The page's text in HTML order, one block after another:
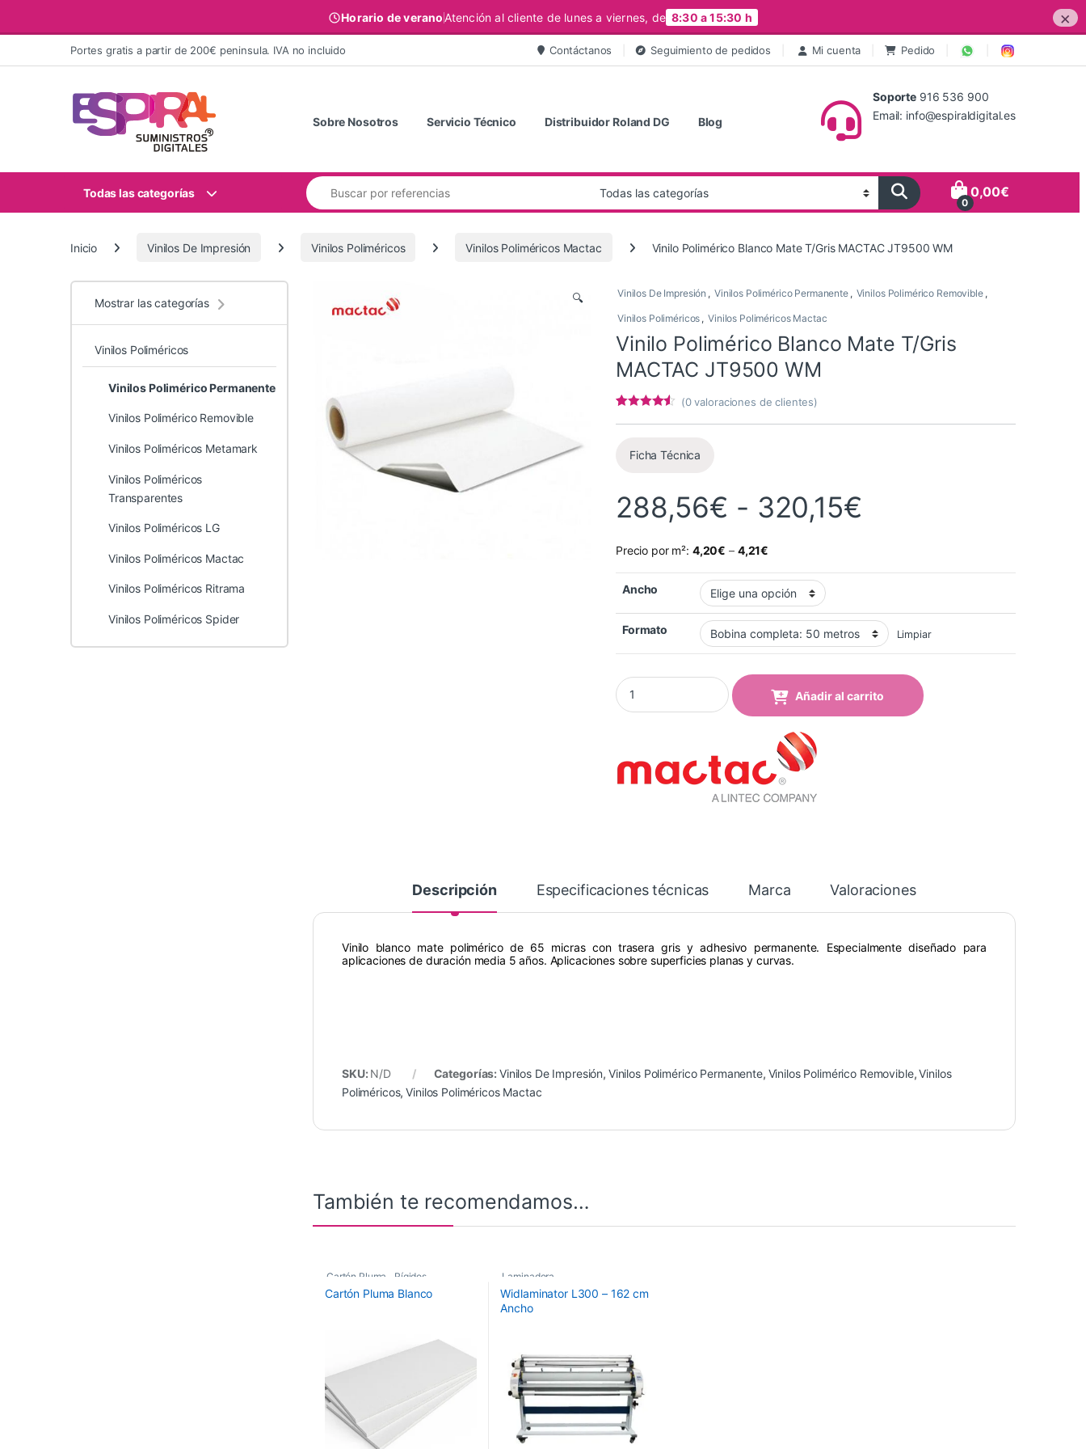
Horario de veranoAtención al cliente de lunes a viernes, de 8:30 a 15:30 h ×
Ir al contenidoPortes gratis a partir de 200€ peninsula. IVA no incluido Contáctanos Seguimiento de pedidos Mi cuenta Pedido
Sobre Nosotros Servicio Técnico Distribuidor Roland DG Blog
Soporte 916 536 900
Email: info@espiraldigital.es
Todas las categorías
Buscar:
0
0,00€
Inicio Vinilos De Impresión Vinilos Poliméricos Vinilos Poliméricos Mactac Vinilo Polimérico Blanco Mate T/Gris MACTAC JT9500 WM
🔍 Vinilos De Impresión , Vinilos Polimérico Permanente , Vinilos Polimérico Removible ,
Vinilos Poliméricos , Vinilos Poliméricos Mactac
Vinilo Polimérico Blanco Mate T/Gris
MACTAC JT9500 WM
con4.33de
valoracione
(0valoraciones de clientes)
Ficha Técnica
288,56€ - 320,15€
Precio por m²: 4,20€ – 4,21€
Ancho
Formato Limpiar
Vinilo Polimérico Blanco Mate T/Gris MACTAC JT9500 WM quantity
Añadir al carrito
Descripción Especificaciones técnicas Marca Valoraciones
Vinilo blanco mate polimérico de 65 micras con trasera gris y adhesivo permanente. Especialmente diseñado para
aplicaciones de duración media 5 años. Aplicaciones sobre superficies planas y curvas.
SKU: N/D Categorías: Vinilos De Impresión, Vinilos Polimérico Permanente, Vinilos Polimérico Removible,Vinilos
Poliméricos,Vinilos Poliméricos Mactac
También te recomendamos…
Cartón Pluma Rígidos
Cartón Pluma Blanco
Laminadora
Widlaminator L300 – 162 cm
Ancho
Mostrar las categorías
Vinilos Poliméricos
Vinilos Polimérico Permanente
Vinilos Polimérico Removible
Vinilos Poliméricos Metamark
Vinilos Poliméricos
Transparentes
Vinilos Poliméricos LG
Vinilos Poliméricos Mactac
Vinilos Poliméricos Ritrama
Vinilos Poliméricos Spider